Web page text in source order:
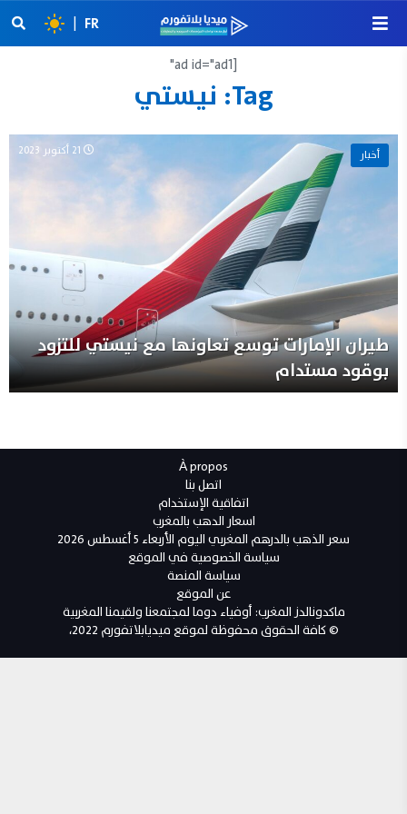
FR
|
[ad id="ad1"
Tag: نيستي
أخبار
طيران الإمارات توسع تعاونها مع نيستي للتزود
بوقود مستدام
© كافة الحقوق محفوظة لموقع ميديابلاتفورم 2022،
À propos
اتصل بنا
اتفاقية الإستخدام
اسعار الدهب بالمغرب
سعر الذهب بالدرهم المغربي اليوم الأربعاء 5 أغسطس 2026
سياسة الخصوصية في الموقع
سياسة المنصة
عن الموقع
ماكدونالدز المغرب: أوفياء دوما لمجتمعنا ولقيمنا المغربية